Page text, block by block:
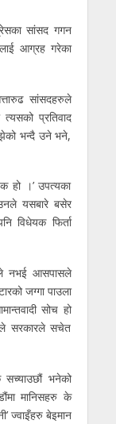
सांसद गगन
आग्रह गरेका
सांसदहरुले
प्रतिवाद
भन्दै उने भने,
हो ।’ उपत्यका
उनले यसबारे बसेर
विधेयक फिर्ता
नभई आसपासले
जग्गा पाउला
सोच हो
सरकारले सचेत
सच्याउछौं भनेको
मानिसहरु के
ज्वाइँहरु बेइमान